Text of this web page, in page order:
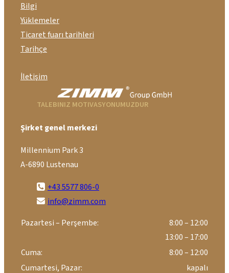
Bilgi
Yüklemeler
Ticaret fuarı tarihleri
Tarihçe
İletişim
TALEBINIZ MOTIVASYONUMUZDUR
Şirket genel merkezi
Millennium Park 3
A-6890 Lustenau
+43 5577 806-0
info@zimm.com
Pazartesi – Perşembe:
8:00 – 12:00
13:00 – 17:00
Cuma:
8:00 – 12:00
Cumartesi, Pazar:
kapalı